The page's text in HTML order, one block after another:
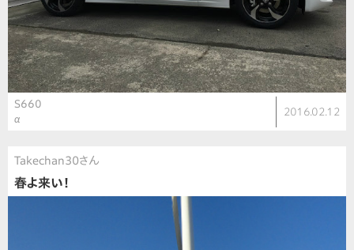
S660
α
2016.02.12
Takechan30さん
春よ来い！